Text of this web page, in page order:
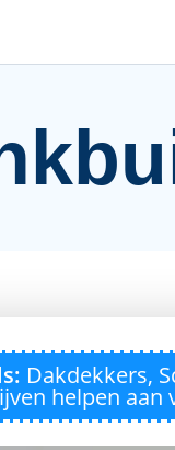
Dakdekkers,
helpen aan